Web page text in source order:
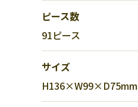
ピース数
91ピース
サイズ
H136×W99×D75mm